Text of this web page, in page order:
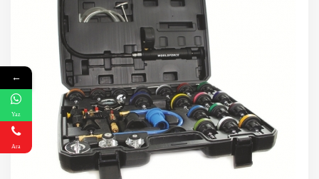
←
Yaz
Ara